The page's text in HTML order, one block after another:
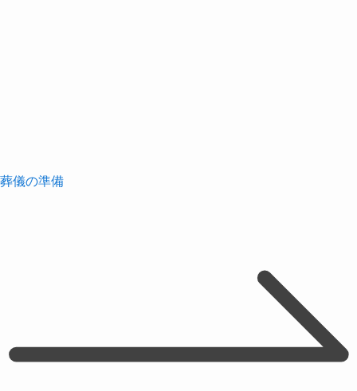
葬儀の準備